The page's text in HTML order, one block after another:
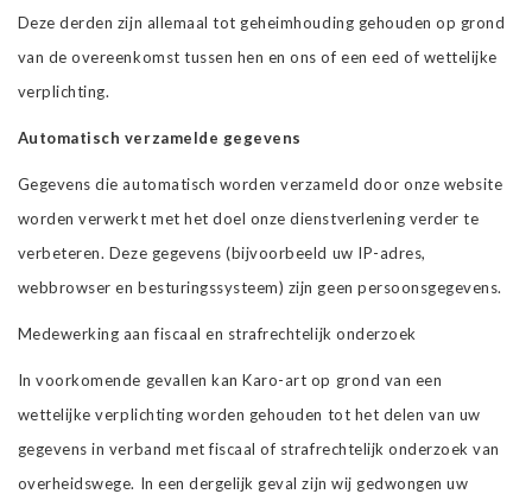
Deze derden zijn allemaal tot geheimhouding gehouden op grond
van de overeenkomst tussen hen en ons of een eed of wettelijke
verplichting.
Automatisch verzamelde gegevens
Gegevens die automatisch worden verzameld door onze website
worden verwerkt met het doel onze dienstverlening verder te
verbeteren. Deze gegevens (bijvoorbeeld uw IP-adres,
webbrowser en besturingssysteem) zijn geen persoonsgegevens.
Medewerking aan fiscaal en strafrechtelijk onderzoek
In voorkomende gevallen kan Karo-art op grond van een
wettelijke verplichting worden gehouden tot het delen van uw
gegevens in verband met fiscaal of strafrechtelijk onderzoek van
overheidswege. In een dergelijk geval zijn wij gedwongen uw